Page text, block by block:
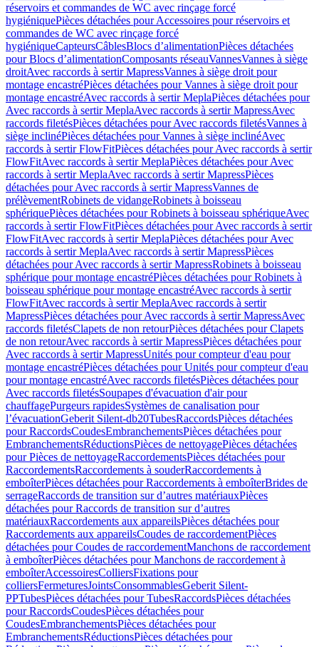
réservoirs et commandes de WC avec rinçage forcé
hygiéniquePièces détachées pour Accessoires pour réservoirs et
commandes de WC avec rinçage forcé
hygiéniqueCapteursCâblesBlocs d’alimentationPièces détachées
pour Blocs d’alimentationComposants réseauVannesVannes à siège
droitAvec raccords à sertir MapressVannes à siège droit pour
montage encastréPièces détachées pour Vannes à siège droit pour
montage encastréAvec raccords à sertir MeplaPièces détachées pour
Avec raccords à sertir MeplaAvec raccords à sertir MapressAvec
raccords filetésPièces détachées pour Avec raccords filetésVannes à
siège inclinéPièces détachées pour Vannes à siège inclinéAvec
raccords à sertir FlowFitPièces détachées pour Avec raccords à sertir
FlowFitAvec raccords à sertir MeplaPièces détachées pour Avec
raccords à sertir MeplaAvec raccords à sertir MapressPièces
détachées pour Avec raccords à sertir MapressVannes de
prélèvementRobinets de vidangeRobinets à boisseau
sphériquePièces détachées pour Robinets à boisseau sphériqueAvec
raccords à sertir FlowFitPièces détachées pour Avec raccords à sertir
FlowFitAvec raccords à sertir MeplaPièces détachées pour Avec
raccords à sertir MeplaAvec raccords à sertir MapressPièces
détachées pour Avec raccords à sertir MapressRobinets à boisseau
sphérique pour montage encastréPièces détachées pour Robinets à
boisseau sphérique pour montage encastréAvec raccords à sertir
FlowFitAvec raccords à sertir MeplaAvec raccords à sertir
MapressPièces détachées pour Avec raccords à sertir MapressAvec
raccords filetésClapets de non retourPièces détachées pour Clapets
de non retourAvec raccords à sertir MapressPièces détachées pour
Avec raccords à sertir MapressUnités pour compteur d'eau pour
montage encastréPièces détachées pour Unités pour compteur d'eau
pour montage encastréAvec raccords filetésPièces détachées pour
Avec raccords filetésSoupapes d'évacuation d'air pour
chauffagePurgeurs rapidesSystèmes de canalisation pour
l’évacuationGeberit Silent-db20TubesRaccordsPièces détachées
pour RaccordsCoudesEmbranchementsPièces détachées pour
EmbranchementsRéductionsPièces de nettoyagePièces détachées
pour Pièces de nettoyageRaccordementsPièces détachées pour
RaccordementsRaccordements à souderRaccordements à
emboîterPièces détachées pour Raccordements à emboîterBrides de
serrageRaccords de transition sur d’autres matériauxPièces
détachées pour Raccords de transition sur d’autres
matériauxRaccordements aux appareilsPièces détachées pour
Raccordements aux appareilsCoudes de raccordementPièces
détachées pour Coudes de raccordementManchons de raccordement
à emboîterPièces détachées pour Manchons de raccordement à
emboîterAccessoiresColliersFixations pour
colliersFermeturesJointsConsommablesGeberit Silent-
PPTubesPièces détachées pour TubesRaccordsPièces détachées
pour RaccordsCoudesPièces détachées pour
CoudesEmbranchementsPièces détachées pour
EmbranchementsRéductionsPièces détachées pour